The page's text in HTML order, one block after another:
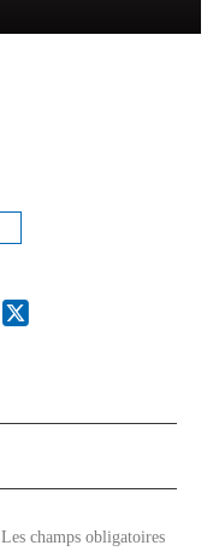
Les champs obligatoires